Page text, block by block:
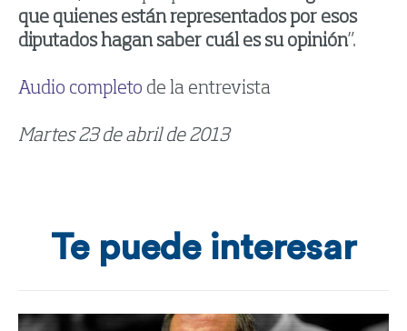
que quienes están representados por esos
diputados hagan saber cuál es su opinión”.
Audio completo de la entrevista
Martes 23 de abril de 2013
Te puede interesar